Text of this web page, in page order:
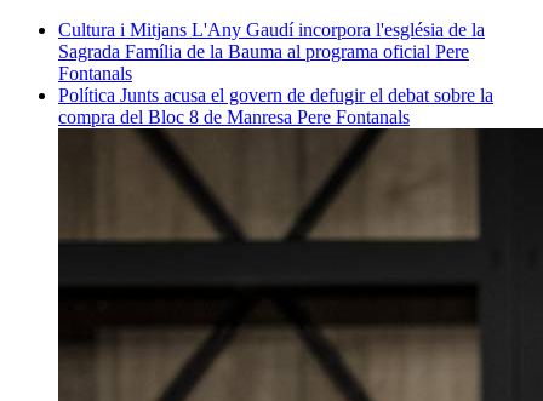
Cultura i Mitjans L'Any Gaudí incorpora l'església de la
Sagrada Família de la Bauma al programa oficial Pere
Fontanals
Política Junts acusa el govern de defugir el debat sobre la
compra del Bloc 8 de Manresa Pere Fontanals